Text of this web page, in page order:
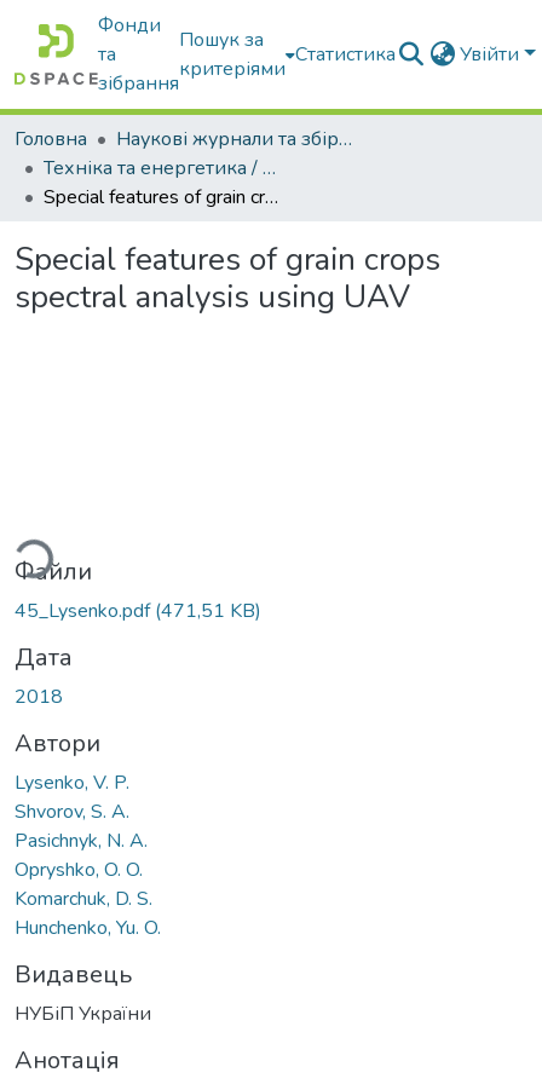
Фонди
та
зібрання
Пошук за
критеріями
Статистика Увійти
Головна
Наукові журнали та збірники видань
Техніка та енергетика / Machinery & Energetics
Special features of grain crops spectral analysis using UAV
Special features of grain crops
spectral analysis using UAV
Файли
45_Lysenko.pdf(471,51 KB)
Дата
2018
Автори
Lysenko, V. P.
Shvorov, S. A.
Pasichnyk, N. A.
Opryshko, O. O.
Komarchuk, D. S.
Hunchenko, Yu. O.
Видавець
НУБіП України
Анотація